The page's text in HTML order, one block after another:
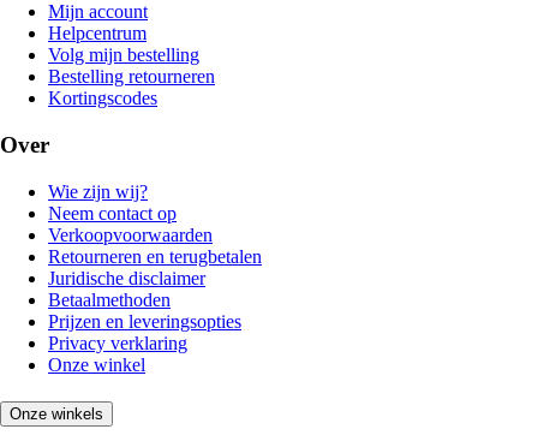
Mijn account
Helpcentrum
Volg mijn bestelling
Bestelling retourneren
Kortingscodes
Over
Wie zijn wij?
Neem contact op
Verkoopvoorwaarden
Retourneren en terugbetalen
Juridische disclaimer
Betaalmethoden
Prijzen en leveringsopties
Privacy verklaring
Onze winkel
Onze winkels